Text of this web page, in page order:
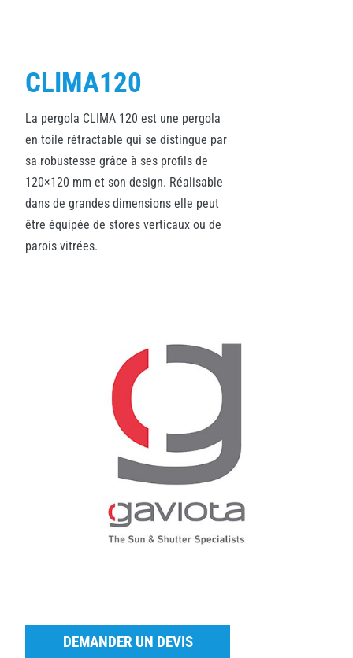
CLIMA120
La pergola CLIMA 120 est une pergola
en toile rétractable qui se distingue par
sa robustesse grâce à ses profils de
120×120 mm et son design. Réalisable
dans de grandes dimensions elle peut
être équipée de stores verticaux ou de
parois vitrées.
DEMANDER UN DEVIS